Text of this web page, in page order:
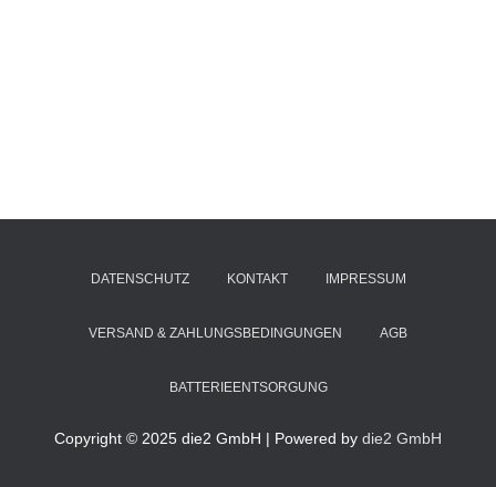
DATENSCHUTZ KONTAKT IMPRESSUM
VERSAND & ZAHLUNGSBEDINGUNGEN AGB
BATTERIEENTSORGUNG
Copyright © 2025 die2 GmbH | Powered by die2 GmbH